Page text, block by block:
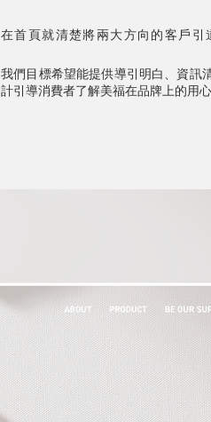
在首頁就清楚將兩大方向的客戶引
我們目標希望能提供導引明白、資訊
計引導消費者了解美福在品牌上的用心